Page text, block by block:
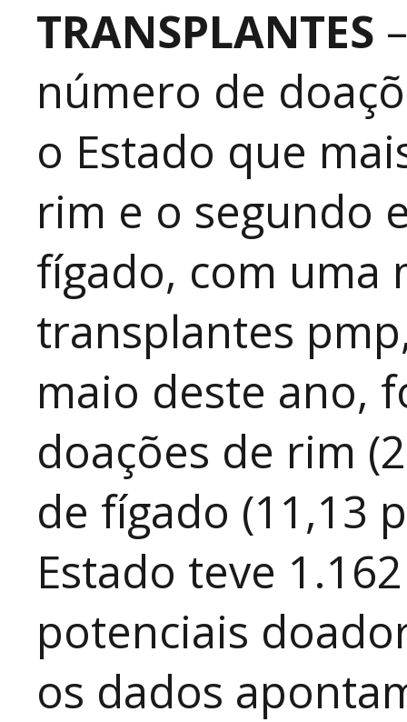
TRANSPLANTES
número de
o Estado que
rim e o segundo
fígado, com uma
transplantes
maio deste ano,
doações de rim
de fígado (11,13
Estado teve
potenciais
os dados